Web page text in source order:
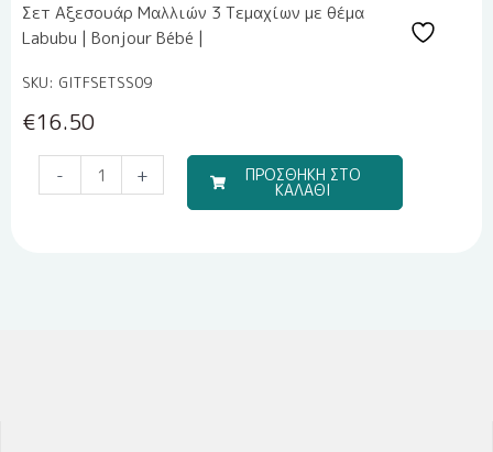
Σετ Αξεσουάρ Μαλλιών 3 Τεμαχίων με θέμα
Labubu | Bonjour Bébé |
SKU: GITFSETSS09
€16.50
-
Boy
+ ΠΡΟΣΘΗΚΗ ΣΤΟ
ΚΑΛΑΘΙ